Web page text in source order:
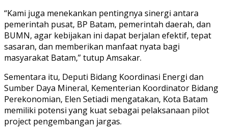
“Kami juga menekankan pentingnya sinergi antara
pemerintah pusat, BP Batam, pemerintah daerah, dan
BUMN, agar kebijakan ini dapat berjalan efektif, tepat
sasaran, dan memberikan manfaat nyata bagi
masyarakat Batam,” tutup Amsakar.
Sementara itu, Deputi Bidang Koordinasi Energi dan
Sumber Daya Mineral, Kementerian Koordinator Bidang
Perekonomian, Elen Setiadi mengatakan, Kota Batam
memiliki potensi yang kuat sebagai pelaksanaan pilot
project pengembangan jargas.